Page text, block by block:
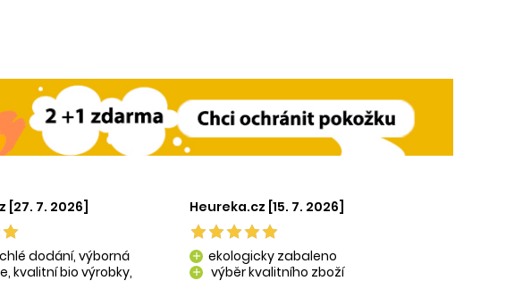
[27. 7. 2026]
dodání, výborná
kvalitní bio výrobky,
Heureka.cz [15. 7. 2026]
add ekologicky zabaleno
add výběr kvalitního zboží